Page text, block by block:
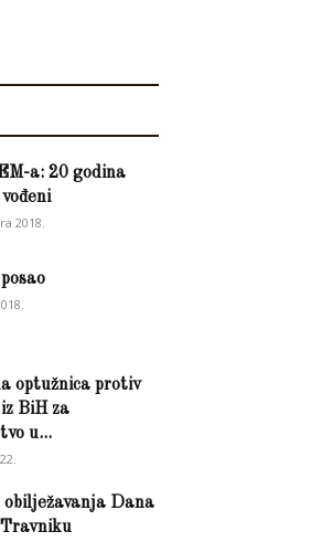
a: 20 godina
2018.
optužnica protiv
BiH za
u...
Dana